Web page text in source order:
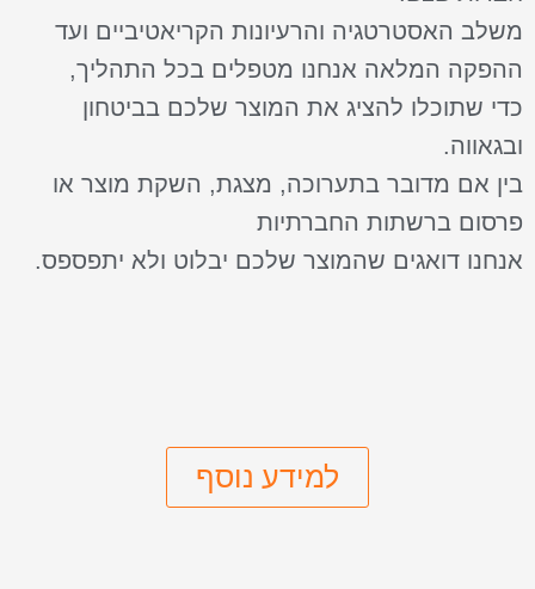
משלב האסטרטגיה והרעיונות הקריאטיביים ועד
ההפקה המלאה אנחנו מטפלים בכל התהליך,
כדי שתוכלו להציג את המוצר שלכם בביטחון
ובגאווה.
בין אם מדובר בתערוכה, מצגת, השקת מוצר או
פרסום ברשתות החברתיות
אנחנו דואגים שהמוצר שלכם יבלוט ולא יתפספס.
למידע נוסף